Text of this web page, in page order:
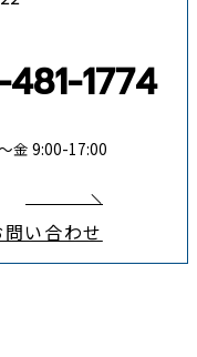
1774
金 9:00-17:00
問い合わせ